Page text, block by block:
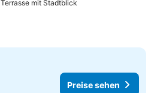
Terrasse mit Stadtblick
Preise sehen